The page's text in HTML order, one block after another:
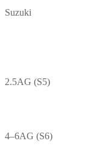
Suzuki
2.5AG (S5)
4–6AG (S6)